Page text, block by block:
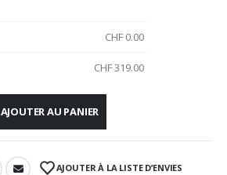
CHF 0.00
CHF319.00
AJOUTER AU PANIER
AJOUTER À LA LISTE D’ENVIES